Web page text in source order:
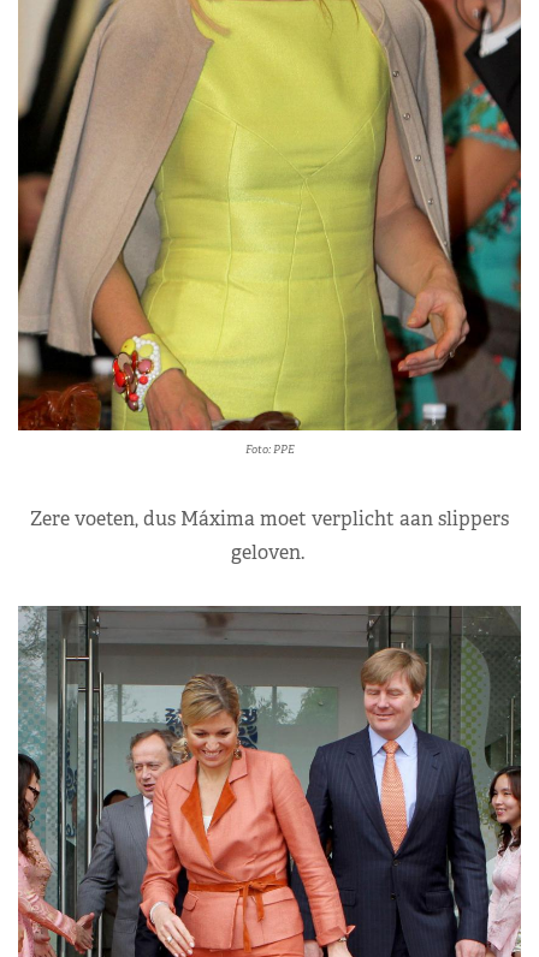
Foto: PPE
Zere voeten, dus Máxima moet verplicht aan slippers
geloven.